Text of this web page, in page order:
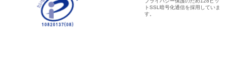
トSSL暗号化通信を採用していま
す。